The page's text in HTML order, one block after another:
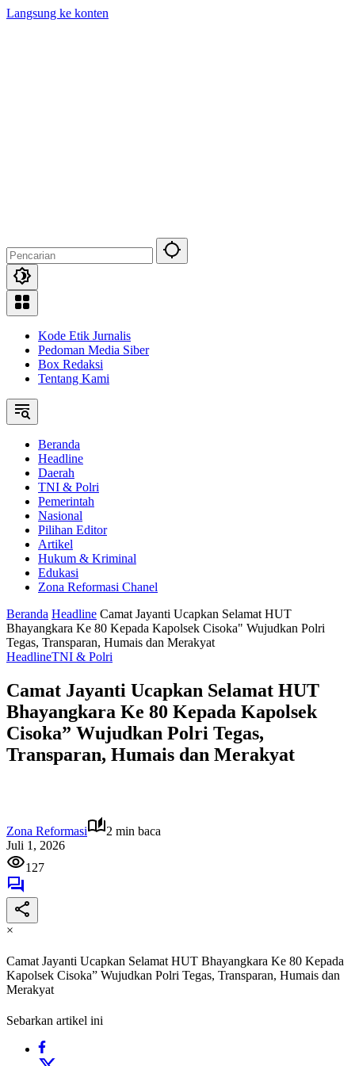
Langsung ke konten
Kode Etik Jurnalis
Pedoman Media Siber
Box Redaksi
Tentang Kami
Beranda
Headline
Daerah
TNI & Polri
Pemerintah
Nasional
Pilihan Editor
Artikel
Hukum & Kriminal
Edukasi
Zona Reformasi Chanel
Beranda Headline Camat Jayanti Ucapkan Selamat HUT
Bhayangkara Ke 80 Kepada Kapolsek Cisoka" Wujudkan Polri
Tegas, Transparan, Humais dan Merakyat
HeadlineTNI & Polri
Camat Jayanti Ucapkan Selamat HUT
Bhayangkara Ke 80 Kepada Kapolsek
Cisoka” Wujudkan Polri Tegas,
Transparan, Humais dan Merakyat
Zona Reformasi
2 min baca
Juli 1, 2026
127
×
Camat Jayanti Ucapkan Selamat HUT Bhayangkara Ke 80 Kepada
Kapolsek Cisoka” Wujudkan Polri Tegas, Transparan, Humais dan
Merakyat
Sebarkan artikel ini